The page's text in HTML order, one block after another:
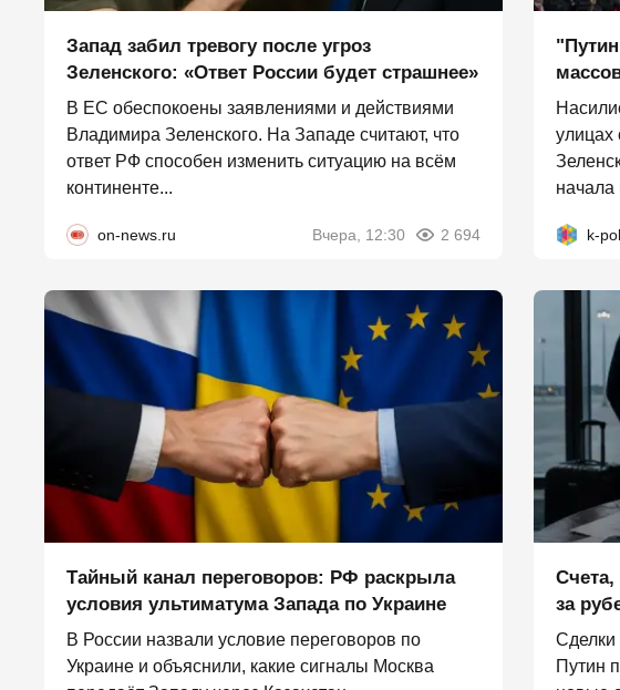
Запад забил тревогу после угроз
Зеленского: «Ответ России будет страшнее»
В ЕС обеспокоены заявлениями и действиями
Владимира Зеленского. На Западе считают, что
ответ РФ способен изменить ситуацию на всём
континенте...
on-news.ru Вчера, 12:30 2 694
улицах
начала
k-
Тайный канал переговоров: РФ раскрыла
условия ультиматума Запада по Украине
В России назвали условие переговоров по
Украине и объяснили, какие сигналы Москва
за
Сделки
Путин